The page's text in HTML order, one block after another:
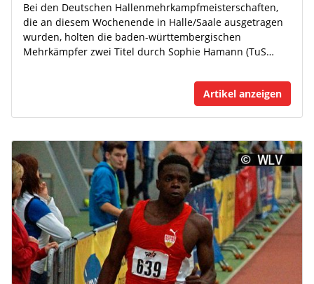
Bei den Deutschen Hallenmehrkampfmeisterschaften,
die an diesem Wochenende in Halle/Saale ausgetragen
wurden, holten die baden-württembergischen
Mehrkämpfer zwei Titel durch Sophie Hamann (TuS…
Artikel anzeigen